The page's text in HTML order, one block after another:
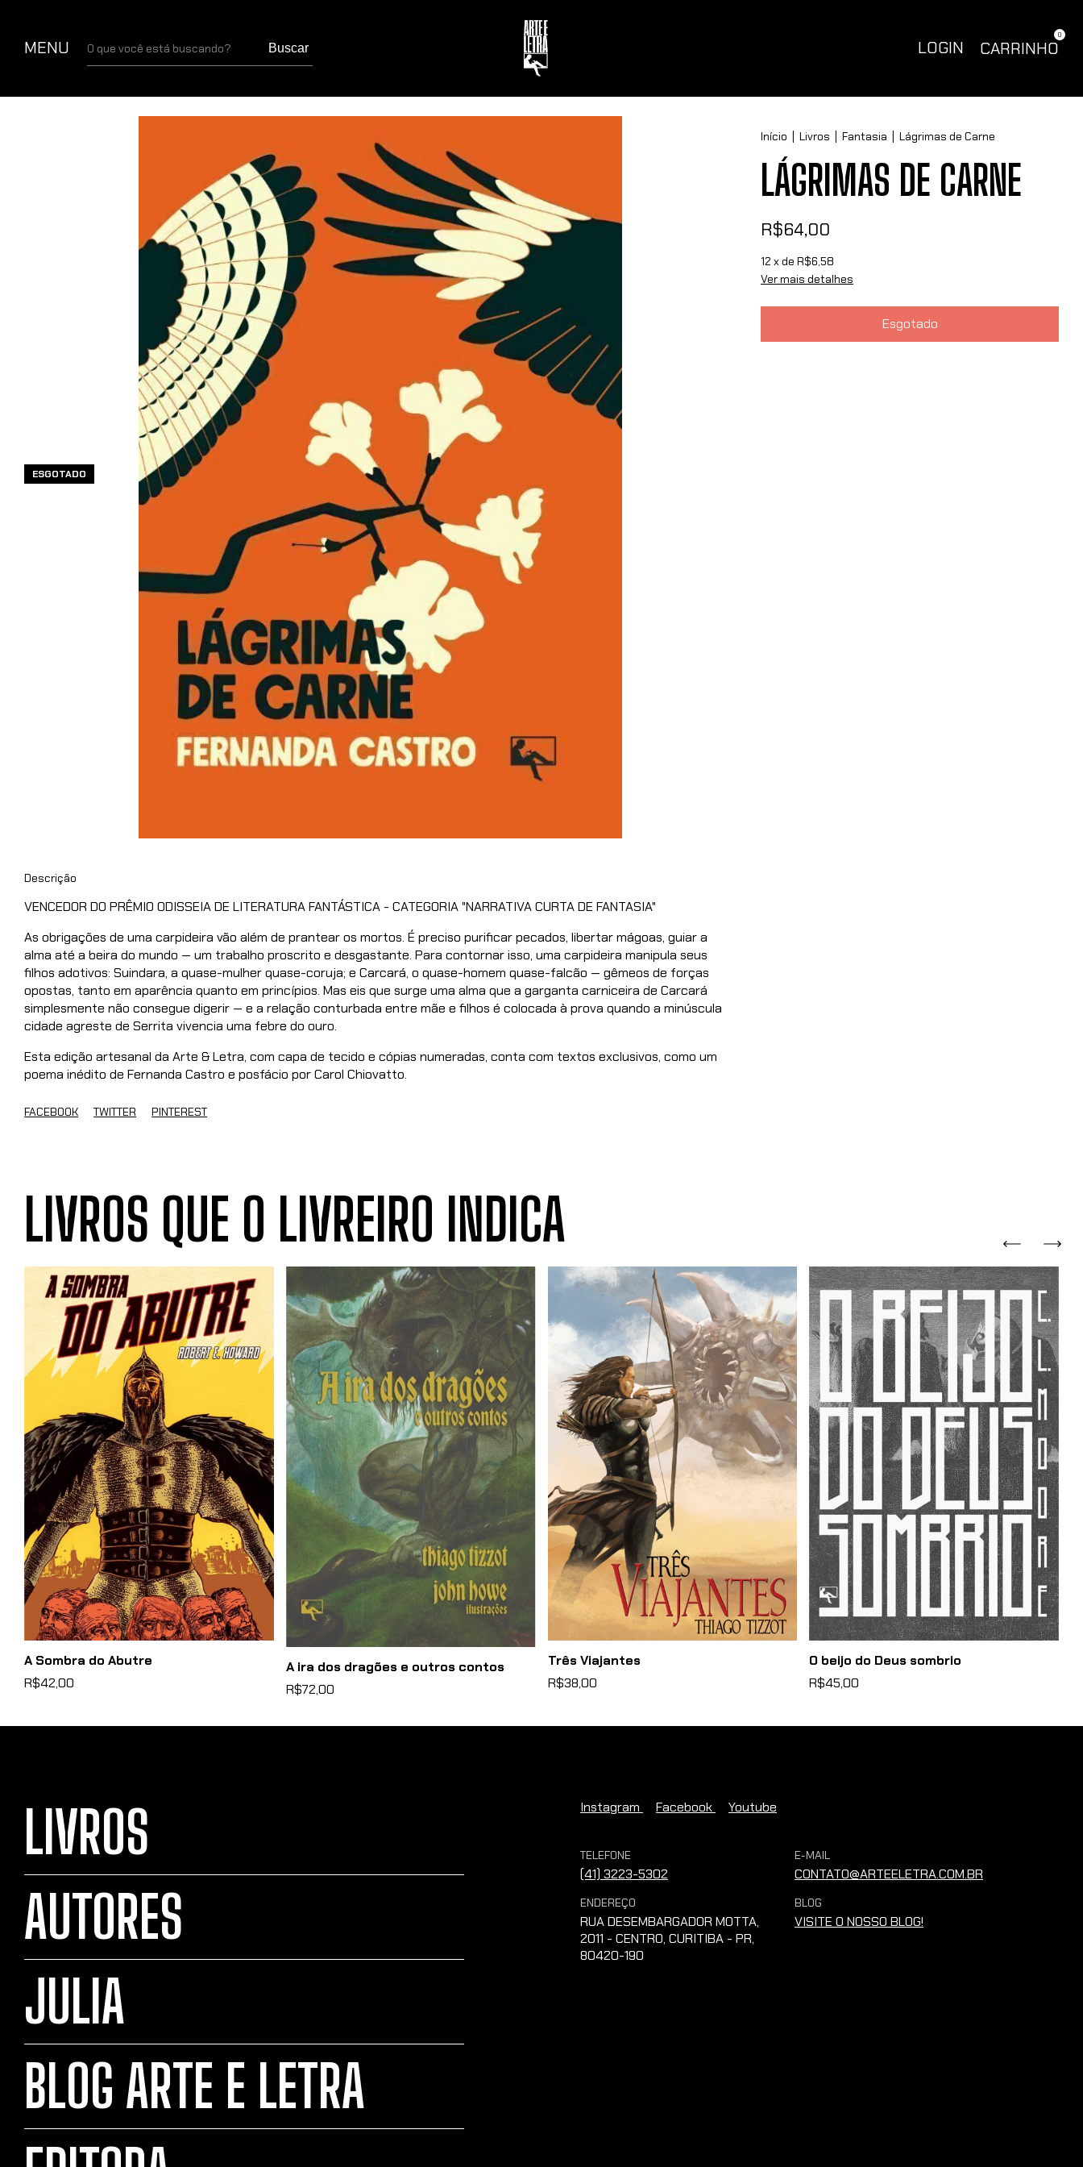
MENU Buscar LOGIN CARRINHO
0
ESGOTADO
Início Livros Fantasia Lágrimas de Carne
LÁGRIMAS DE CARNE
R$64,00
12 x de R$6,58
Ver mais detalhes
Descrição
VENCEDOR DO PRÊMIO ODISSEIA DE LITERATURA FANTÁSTICA - CATEGORIA "NARRATIVA CURTA DE FANTASIA"
As obrigações de uma carpideira vão além de prantear os mortos. É preciso purificar pecados, libertar mágoas, guiar a
alma até a beira do mundo — um trabalho proscrito e desgastante. Para contornar isso, uma carpideira manipula seus
filhos adotivos: Suindara, a quase-mulher quase-coruja; e Carcará, o quase-homem quase-falcão — gêmeos de forças
opostas, tanto em aparência quanto em princípios. Mas eis que surge uma alma que a garganta carniceira de Carcará
simplesmente não consegue digerir — e a relação conturbada entre mãe e filhos é colocada à prova quando a minúscula
cidade agreste de Serrita vivencia uma febre do ouro.
Esta edição artesanal da Arte & Letra, com capa de tecido e cópias numeradas, conta com textos exclusivos, como um
poema inédito de Fernanda Castro e posfácio por Carol Chiovatto.
FACEBOOK TWITTER PINTEREST
LIVROS QUE O LIVREIRO INDICA
A Sombra do Abutre
R$42,00
A ira dos dragões e outros contos
R$72,00
Três Viajantes
R$38,00
O beijo do Deus sombrio
R$45,00
LIVROS
AUTORES
JULIA
BLOG ARTE E LETRA
Instagram Facebook Youtube
TELEFONE
(41) 3223-5302
E-MAIL
CONTATO@ARTEELETRA.COM.BR
ENDEREÇO
RUA DESEMBARGADOR MOTTA,
2011 - CENTRO, CURITIBA - PR,
80420-190
BLOG
VISITE O NOSSO BLOG!